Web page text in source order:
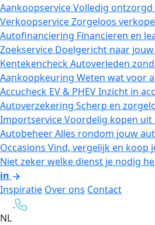
AankoopserviceVolledig ontzorgd
VerkoopserviceZorgeloos
Autofinanciering Financieren en
Zoekservice Doelgericht naar
KentekencheckAutoverleden
Aankoopkeuring Weten wat voor
Accucheck EV & PHEVInzicht in
Autoverzekering Scherp en
ImportserviceVoordelig kopen
AutobeheerAlles rondom jouw
Occasions Vind, vergelijk en koop
Niet zeker welke dienst je nodig
in
Inspiratie Over ons Contact
NL